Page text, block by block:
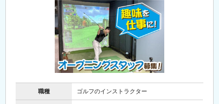
職種 ゴルフのインストラクター